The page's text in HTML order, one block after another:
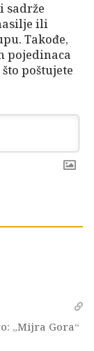
sadrže
ili
Takođe,
pojedinaca
poštujete
„Mijra Gora“